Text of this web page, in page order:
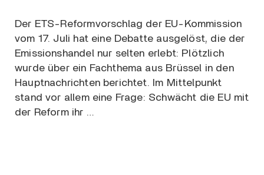
Der ETS-Reformvorschlag der EU-Kommission
vom 17. Juli hat eine Debatte ausgelöst, die der
Emissionshandel nur selten erlebt: Plötzlich
wurde über ein Fachthema aus Brüssel in den
Hauptnachrichten berichtet. Im Mittelpunkt
stand vor allem eine Frage: Schwächt die EU mit
der Reform ihr …